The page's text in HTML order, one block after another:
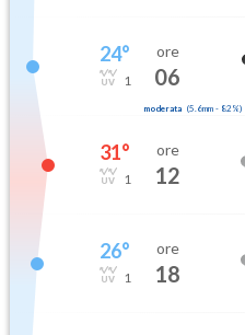
24°
1
ore
06
moderata (5.6mm- 82 %)
31°
1
ore
12
26°
1
ore
18